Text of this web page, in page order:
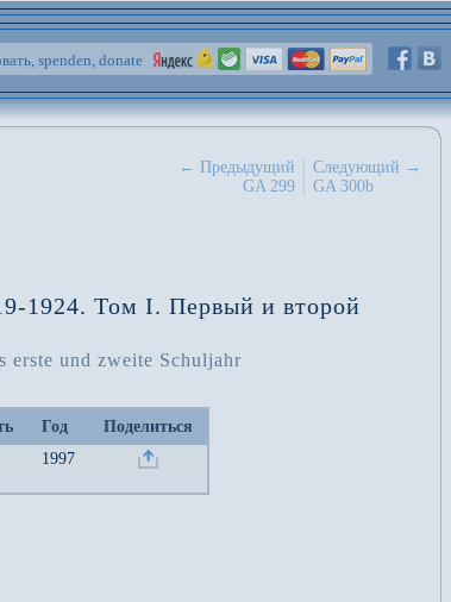
spenden, donate
← Предыдущий
GA 299
Следующий →
GA 300b
1924. Том I. Первый и второй
erste und zweite Schuljahr
Год
Поделиться
1997